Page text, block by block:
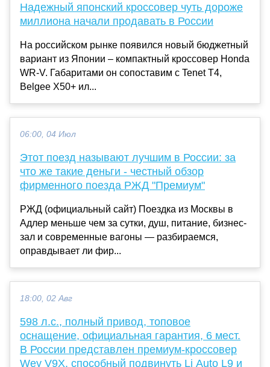
Надежный японский кроссовер чуть дороже
миллиона начали продавать в России
На российском рынке появился новый бюджетный
вариант из Японии – компактный кроссовер Honda
WR-V. Габаритами он сопоставим с Tenet T4,
Belgee X50+ ил...
06:00, 04 Июл
Этот поезд называют лучшим в России: за
что же такие деньги - честный обзор
фирменного поезда РЖД "Премиум"
РЖД (официальный сайт) Поездка из Москвы в
Адлер меньше чем за сутки, душ, питание, бизнес-
зал и современные вагоны — разбираемся,
оправдывает ли фир...
18:00, 02 Авг
598 л.с., полный привод, топовое
оснащение, официальная гарантия, 6 мест.
В России представлен премиум-кроссовер
Wey V9X, способный подвинуть Li Auto L9 и